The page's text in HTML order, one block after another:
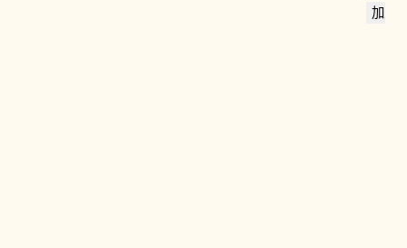
始加入